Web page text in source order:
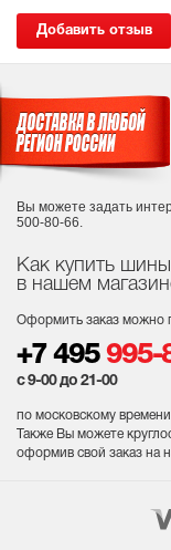
Добавить отзыв
Как купить
в нашем
Оформить заказ можно
+7 495 995-
с 9-00 до 21-00
по московскому
Также Вы можете
оформив свой заказ на
Вы можете задать
500-80-66.